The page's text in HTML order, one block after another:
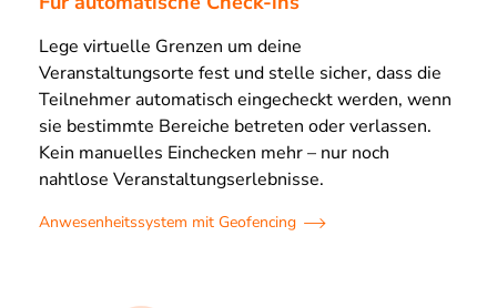
Lege virtuelle Grenzen um deine
Veranstaltungsorte fest und stelle sicher, dass die
Teilnehmer automatisch eingecheckt werden, wenn
sie bestimmte Bereiche betreten oder verlassen.
Kein manuelles Einchecken mehr – nur noch
nahtlose Veranstaltungserlebnisse.
Anwesenheitssystem mit Geofencing